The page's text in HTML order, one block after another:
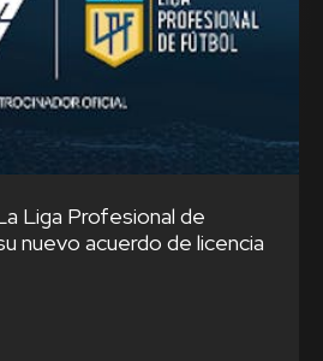
Liga Profesional de
nuevo acuerdo de licencia